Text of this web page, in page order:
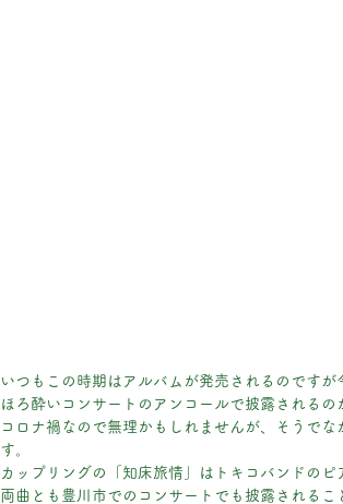
いつもこの時期はアルバムが発売されるのですが
ほろ酔いコンサートのアンコールで披露されるの
コロナ禍なので無理かもしれませんが、そうで
す。
カップリングの「知床旅情」はトキコバンドの
両曲とも豊川市でのコンサートでも披露されるこ